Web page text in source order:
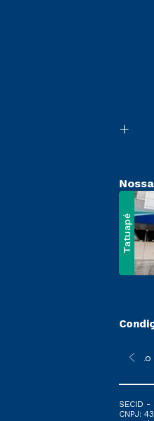
Tatuapé
sofrer alterações
*A condição
SECID
CNPJ: